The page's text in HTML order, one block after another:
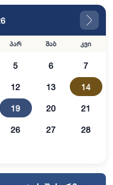
პარ შაბ კვი
5 6 7
12 13 14
19 20 21
26 27 28